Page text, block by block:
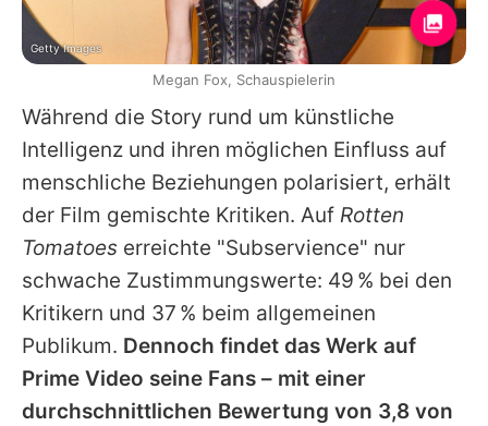
Während die Story rund um künstliche
Intelligenz und ihren möglichen Einfluss auf
menschliche Beziehungen polarisiert, erhält
der Film gemischte Kritiken. Auf Rotten
Tomatoes erreichte "Subservience" nur
schwache Zustimmungswerte: 49 % bei den
Kritikern und 37 % beim allgemeinen
Publikum. Dennoch findet das Werk auf
Prime Video seine Fans – mit einer
durchschnittlichen Bewertung von 3,8 von
Getty Images
Megan Fox, Schauspielerin